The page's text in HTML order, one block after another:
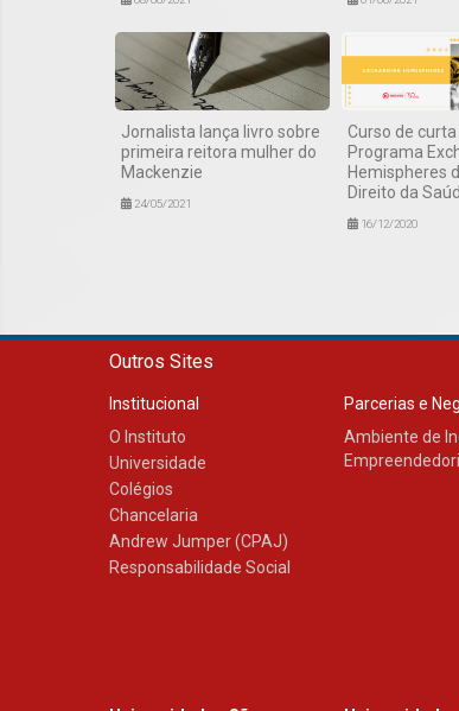
Jornalista lança livro sobre
primeira reitora mulher do
Mackenzie
24/05/2021
Curso de
Programa
Hemispheres
Direito da
16/12/2020
Outros Sites
Institucional
O Instituto
Universidade
Colégios
Chancelaria
Andrew Jumper (CPAJ)
Responsabilidade Social
Parcerias e
Ambiente de